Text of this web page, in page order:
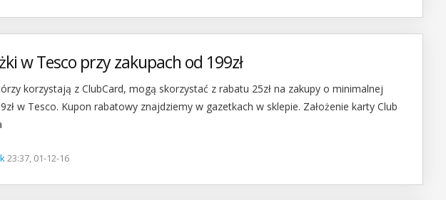
w Tesco przy zakupach od 199zł
korzystają z ClubCard, mogą skorzystać z rabatu 25zł na zakupy o minimalnej
w Tesco. Kupon rabatowy znajdziemy w gazetkach w sklepie. Założenie karty Club
23:37, 01-12-16